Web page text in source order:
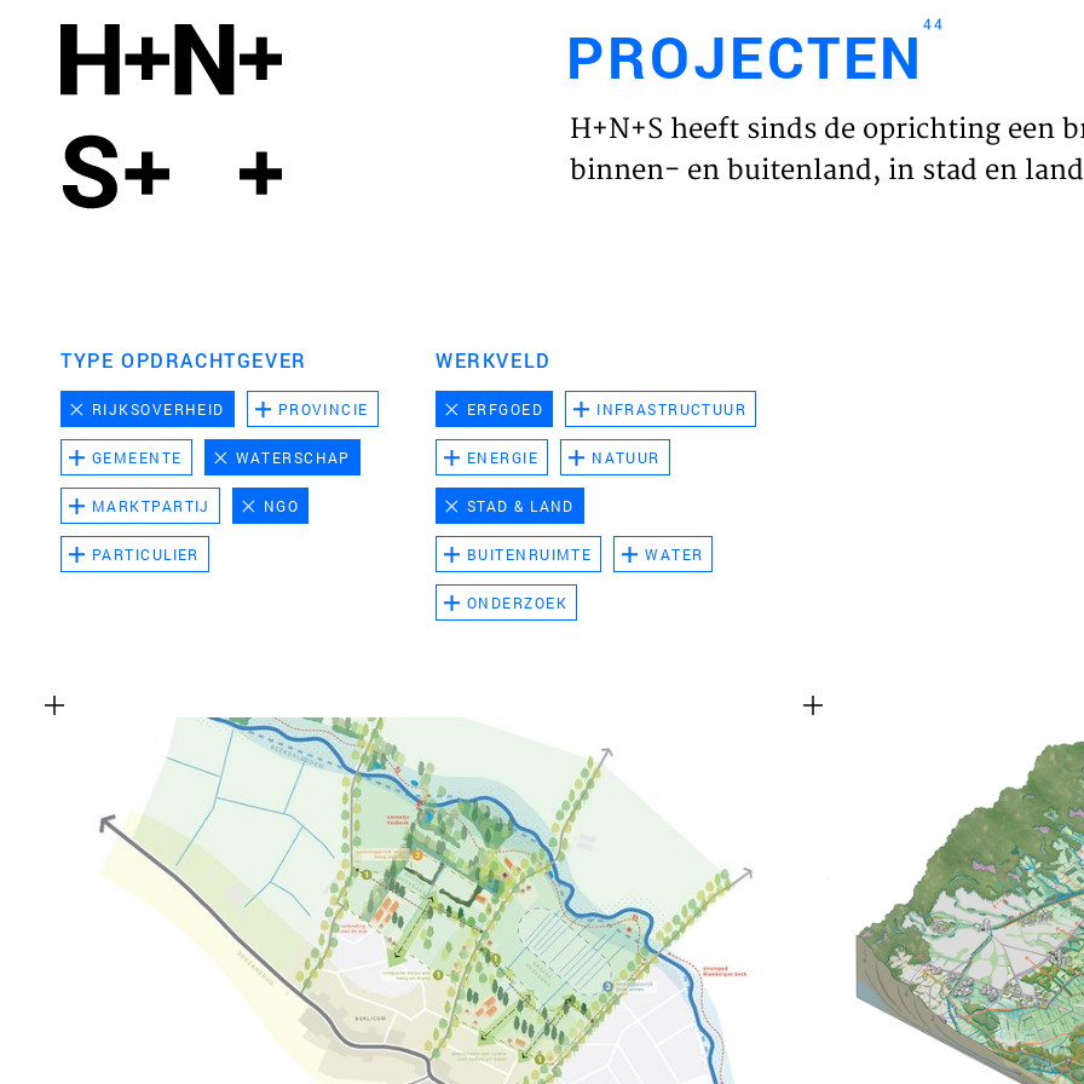
HOME
PROJECTEN 44
H+N+S heeft sinds de oprichting een
binnen- en buitenland, in stad en
TYPE OPDRACHTGEVER
RIJKSOVERHEID PROVINCIE
GEMEENTE WATERSCHAP
MARKTPARTIJ NGO
PARTICULIER
WERKVELD
ERFGOED INFRASTRUCTUUR
ENERGIE NATUUR
STAD & LAND
BUITENRUIMTE WATER
ONDERZOEK